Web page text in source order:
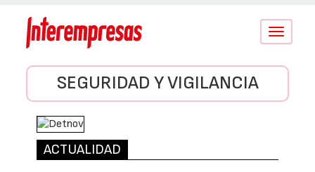
Conmutar
SEGURIDAD Y VIGILANCIA
ACTUALIDAD